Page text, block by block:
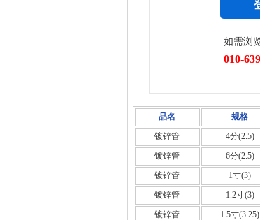
品名 规格
镀锌管
4分(2.5)
镀锌管
6分(2.5)
镀锌管
1寸(3)
镀锌管
1.2寸(3)
镀锌管
1.5寸(3.25)